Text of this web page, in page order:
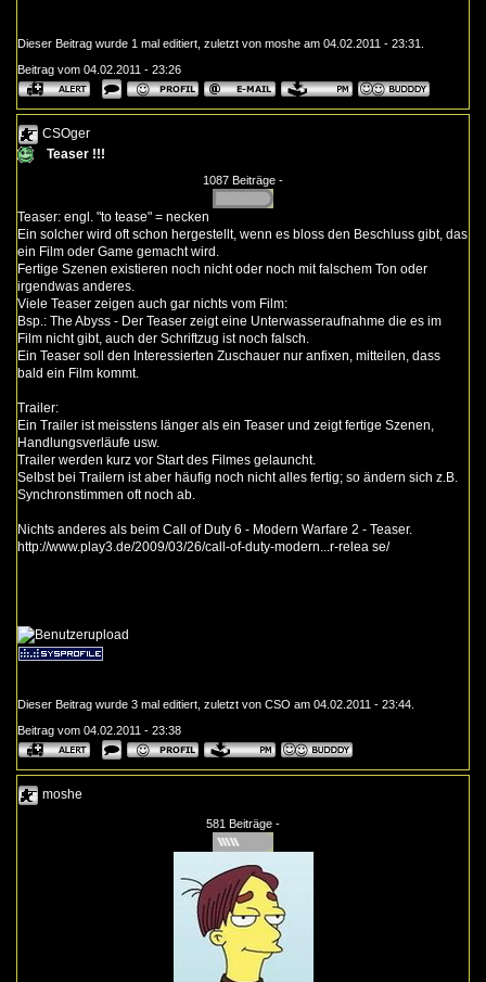
Dieser Beitrag wurde 1 mal editiert, zuletzt von moshe am 04.02.2011 - 23:31.
Beitrag vom 04.02.2011 - 23:26
CSOger
Teaser !!!
1087 Beiträge -
Teaser: engl. "to tease" = necken
Ein solcher wird oft schon hergestellt, wenn es bloss den Beschluss gibt, das
ein Film oder Game gemacht wird.
Fertige Szenen existieren noch nicht oder noch mit falschem Ton oder
irgendwas anderes.
Viele Teaser zeigen auch gar nichts vom Film:
Bsp.: The Abyss - Der Teaser zeigt eine Unterwasseraufnahme die es im
Film nicht gibt, auch der Schriftzug ist noch falsch.
Ein Teaser soll den Interessierten Zuschauer nur anfixen, mitteilen, dass
bald ein Film kommt.
Trailer:
Ein Trailer ist meisstens länger als ein Teaser und zeigt fertige Szenen,
Handlungsverläufe usw.
Trailer werden kurz vor Start des Filmes gelauncht.
Selbst bei Trailern ist aber häufig noch nicht alles fertig; so ändern sich z.B.
Synchronstimmen oft noch ab.
Nichts anderes als beim Call of Duty 6 - Modern Warfare 2 - Teaser.
http://www.play3.de/2009/03/26/call-of-duty-modern...r-relea se/
Dieser Beitrag wurde 3 mal editiert, zuletzt von CSO am 04.02.2011 - 23:44.
Beitrag vom 04.02.2011 - 23:38
moshe
581 Beiträge -